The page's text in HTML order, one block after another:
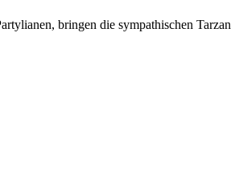
bringen die sympathischen